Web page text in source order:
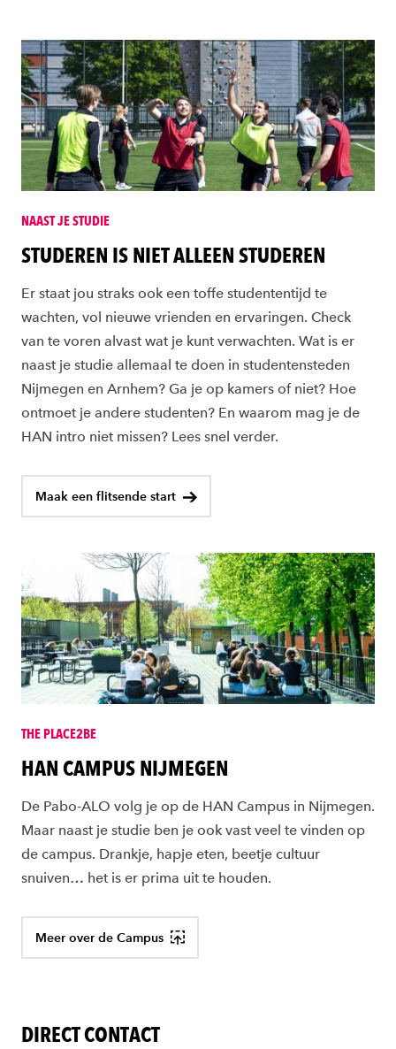
NAAST JE STUDIE
STUDEREN IS NIET ALLEEN STUDEREN
Er staat jou straks ook een toffe studententijd te
wachten, vol nieuwe vrienden en ervaringen. Check
van te voren alvast wat je kunt verwachten. Wat is er
naast je studie allemaal te doen in studentensteden
Nijmegen en Arnhem? Ga je op kamers of niet? Hoe
ontmoet je andere studenten? En waarom mag je de
HAN intro niet missen? Lees snel verder.
Maak een flitsende start
THE PLACE2BE
HAN CAMPUS NIJMEGEN
De Pabo-ALO volg je op de HAN Campus in Nijmegen.
Maar naast je studie ben je ook vast veel te vinden op
de campus. Drankje, hapje eten, beetje cultuur
snuiven… het is er prima uit te houden.
Meer over de Campus
DIRECT CONTACT